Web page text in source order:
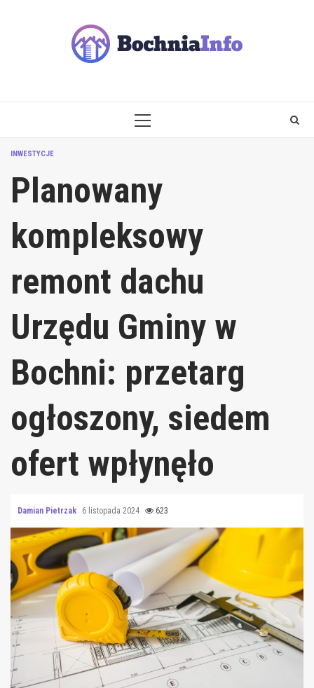
PRIMARY
INWESTYCJE
Planowany
kompleksowy
remont dachu
Urzędu Gminy w
Bochni: przetarg
ogłoszony, siedem
ofert wpłynęło
Damian Pietrzak 6 listopada 2024 623